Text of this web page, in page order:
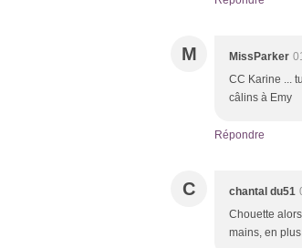
M MissParker
CC Karine ...
câlins à Emy
Répondre
C chantal du51
Chouette
mains, en